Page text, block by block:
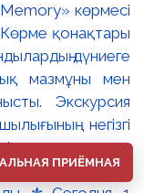
көрмесі
Көрме қонақтары
дүниеге
мазмұны мен
Экскурсия
негізгі
және жеке
ой бөлісті. 📍
ПРИЁМНАЯ